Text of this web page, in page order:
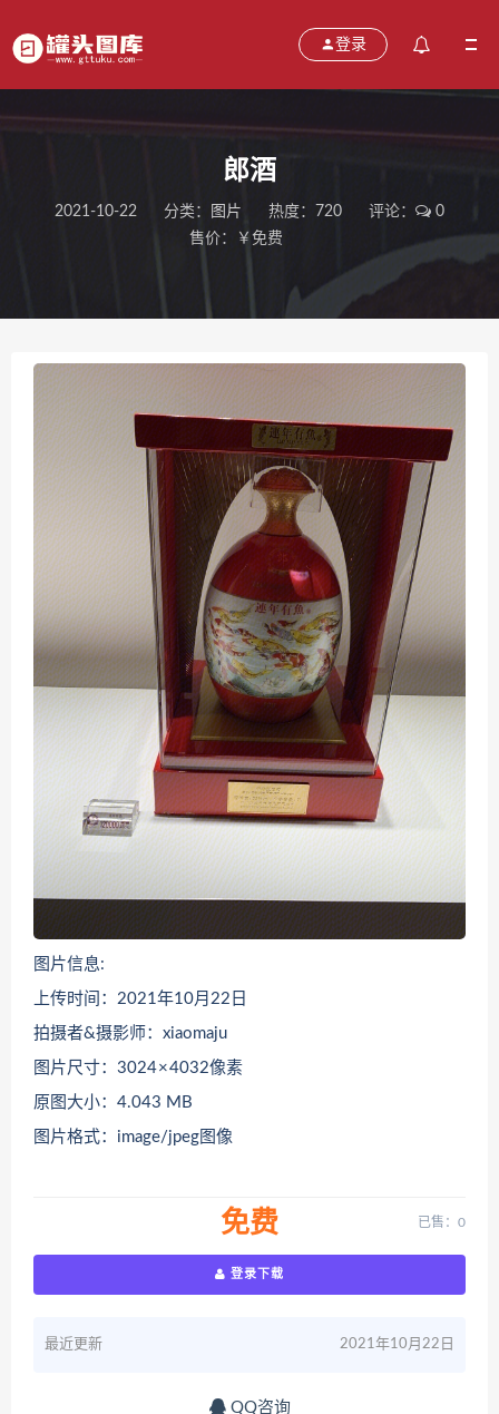
登录
郎酒
2021-10-22 分类： 图片 热度：720 评论：
0
售价：￥免费
图片信息:
上传时间：2021年10月22日
拍摄者&摄影师：xiaomaju
图片尺寸：3024 × 4032像素
原图大小：4.043 MB
图片格式：image/jpeg图像
免费 已售：0
登录下载
最近更新 2021年10月22日
QQ咨询